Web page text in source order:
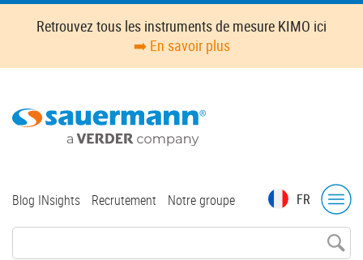
Skip
content
Retrouvez tous les instruments de mesure KIMO ici
➡️ En savoir plus
FR
Top
Blog INsights Recrutement Notre groupe